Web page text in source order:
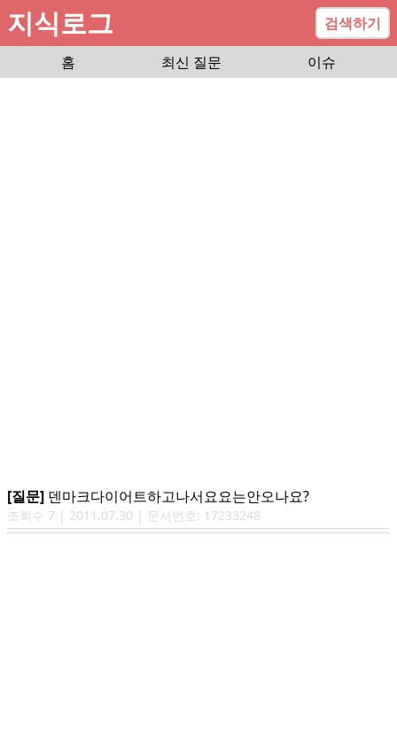
지식로그
검색하기
홈
최신 질문 이슈
[질문] 덴마크다이어트하고나서요요는안오나요?
조회수 7 | 2011.07.30 | 문서번호: 17233248